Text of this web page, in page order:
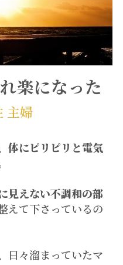
楽になった
主婦
体にピリピリと電気
見えない不調和の部
えて下さっているの
日々溜まっていたマ